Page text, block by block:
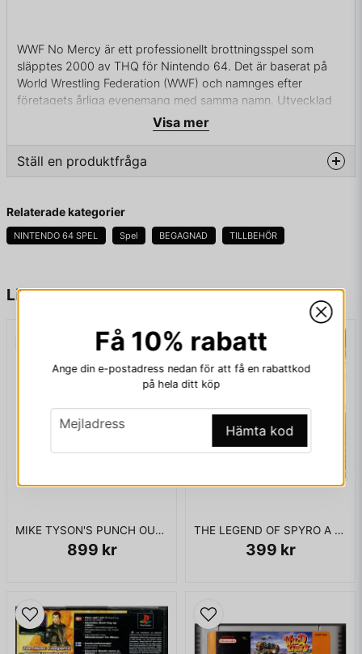
Liknande produkter
MIKE TYSON'S PUNCH OUT NES 5 SKRUVARS
899 kr
THE LEGEND OF SPYRO A NEW BEGINNING GAMEBOY ADVANCE
399 kr
WWF No Mercy är ett professionellt brottningsspel som
släpptes 2000 av THQ för Nintendo 64. Det är baserat på
World Wrestling Federation (WWF) och namnges efter
företagets årliga evenemang med samma namn. Utvecklad
av Asmik Ace Entertainment och AKI Corporation, är No
Mercy den sista i en serie Nintendo 64-wrestling-spel från de
ENDAST KASSETT
Visa mer
Ställ en produktfråga
Fråga oss något om denna produkten...
Namn
Ja, ni får publicera min fråga
Relaterade kategorier
NINTENDO 64 SPEL Spel BEGAGNAD TILLBEHÖR
Få 10% rabatt
Ange din e-postadress nedan för att få en rabattkod
på hela ditt köp
email
Mejladress Hämta kod